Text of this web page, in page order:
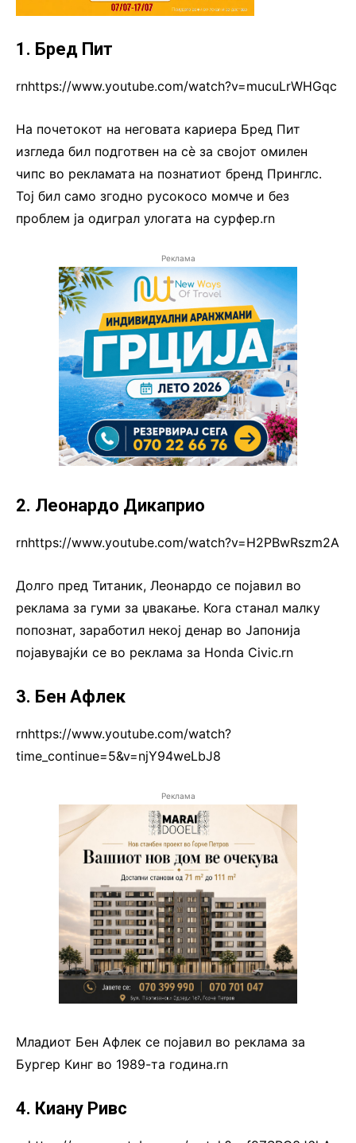
1. Бред Пит
rnhttps://www.youtube.com/watch?v=mucuLrWHGqc
На почетокот на неговата кариера Бред Пит
изгледа бил подготвен на сè за својот омилен
чипс во рекламата на познатиот бренд Принглс.
Тој бил само згодно русокосо момче и без
проблем ја одиграл улогата на сурфер.rn
Реклама
2. Леонардо Дикаприо
rnhttps://www.youtube.com/watch?v=H2PBwRszm2A
Долго пред Титаник, Леонардо се појавил во
реклама за гуми за џвакање. Кога станал малку
попознат, заработил некој денар во Јапонија
појавувајќи се во реклама за Honda Civic.rn
3. Бен Афлек
rnhttps://www.youtube.com/watch?
time_continue=5&v=njY94weLbJ8
Реклама
Младиот Бен Афлек се појавил во реклама за
Бургер Кинг во 1989-та година.rn
4. Киану Ривс